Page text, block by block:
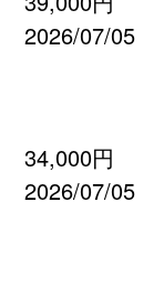
2026/07/05
34,000円
2026/07/05